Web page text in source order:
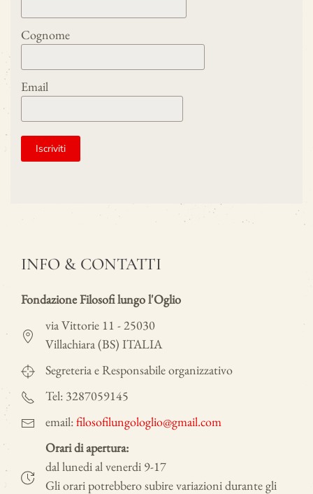
Cognome
Email
INFO & CONTATTI
Fondazione Filosofi lungo l'Oglio
via Vittorie 11 - 25030
Villachiara (BS) ITALIA
Segreteria e Responsabile organizzativo
Tel: 3287059145
email:filosofilungologlio@gmail.com
Orari di apertura:
dal lunedi al venerdi 9-17
Gli orari potrebbero subire variazioni durante gli